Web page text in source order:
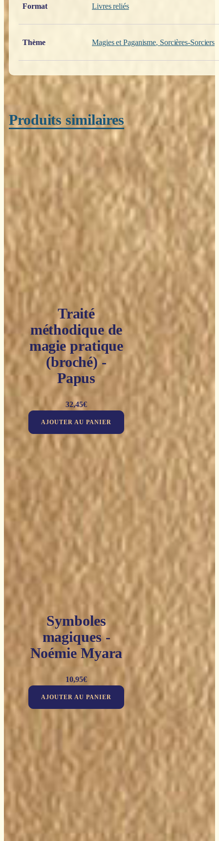
Format Livres reliés
Thème Magies et Paganisme, Sorcières-Sorciers
Produits similaires
Traité
méthodique de
magie pratique
(broché) -
Papus
32,45€
AJOUTER AU PANIER
Symboles
magiques -
Noémie Myara
10,95€
AJOUTER AU PANIER